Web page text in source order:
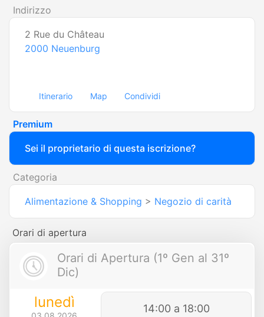
Indirizzo
2 Rue du Château
2000 Neuenburg
Itinerario Map Condividi
Premium
Sei il proprietario di questa iscrizione?
Categoria
Alimentazione & Shopping > Negozio di carità
Orari di apertura
Orari di Apertura (1º Gen al 31º
Dic)
lunedì 14:00 a 18:00